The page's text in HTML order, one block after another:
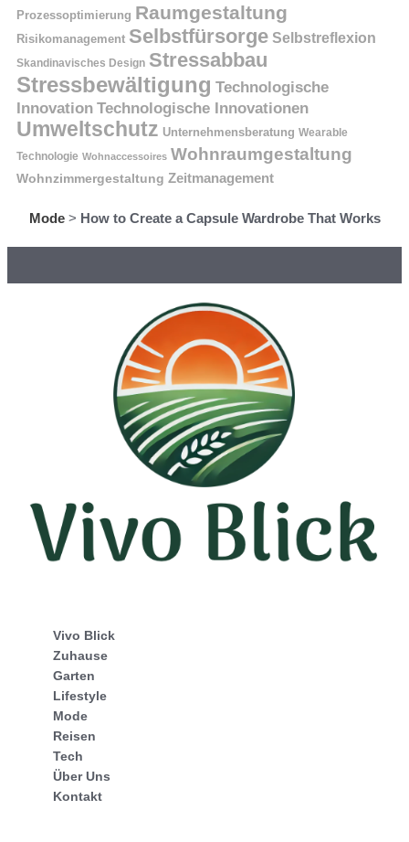
Prozessoptimierung Raumgestaltung
Risikomanagement Selbstfürsorge Selbstreflexion
Skandinavisches Design Stressabbau
Stressbewältigung Technologische
Innovation Technologische Innovationen
Umweltschutz Unternehmensberatung Wearable
Technologie Wohnaccessoires Wohnraumgestaltung
Wohnzimmergestaltung Zeitmanagement
Mode> How to Create a Capsule Wardrobe That Works
Vivo Blick
Zuhause
Garten
Lifestyle
Mode
Reisen
Tech
Über Uns
Kontakt